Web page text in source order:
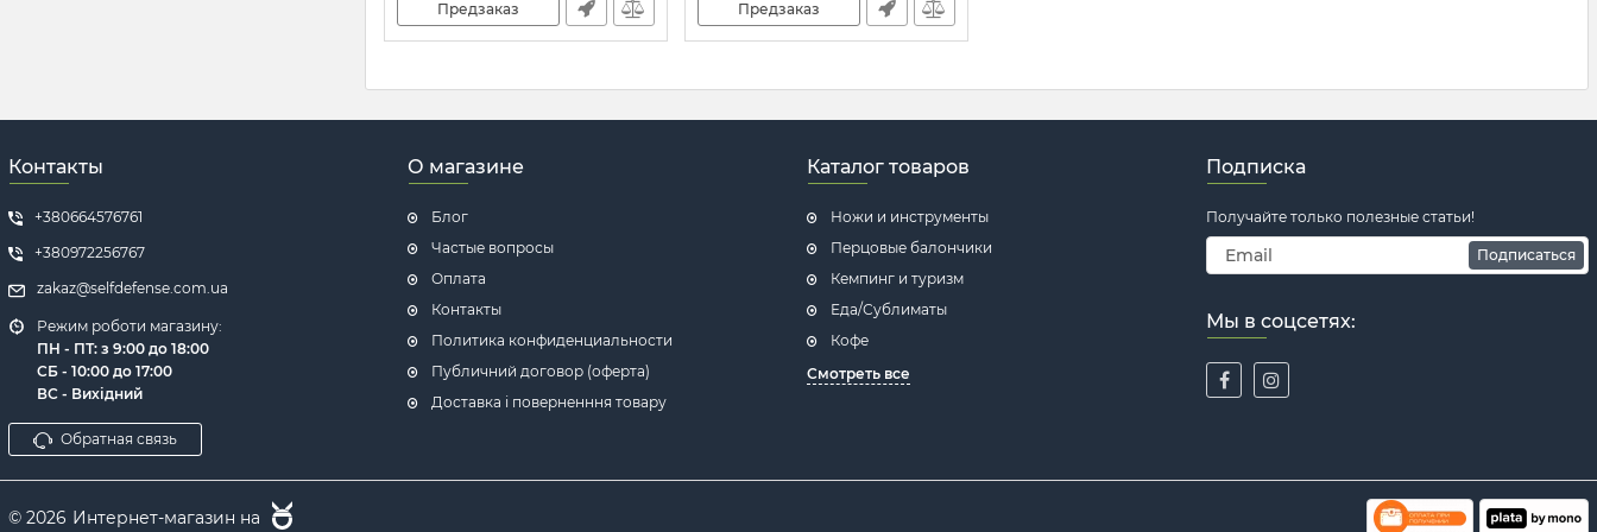
Предзаказ Артикул:7_57541
Предзаказ
Контакты
+380664576761
+380972256767
zakaz@selfdefense.com.ua
Режим роботи магазину:
ПН - ПТ: з 9:00 до 18:00
СБ - 10:00 до 17:00
ВС - Вихідний
Обратная связь
О магазине
Блог
Частые вопросы
Оплата
Контакты
Политика конфиденциальности
Публичний договор (оферта)
Доставка і поверненння товару
Каталог товаров
Ножи и инструменты
Перцовые балончики
Кемпинг и туризм
Еда/Сублиматы
Кофе
Смотреть все
Подписка
Получайте только полезные статьи!
Подписаться
Мы в соцсетях:
© 2026 Интернет-магазин на